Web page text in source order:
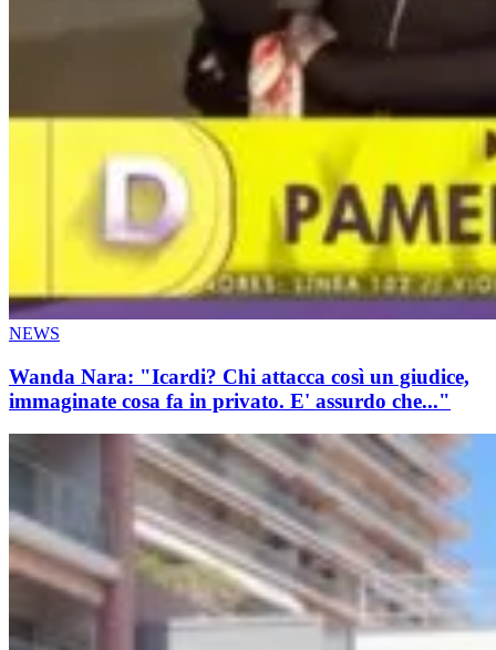
NEWS
Wanda Nara: "Icardi? Chi attacca così un giudice,
immaginate cosa fa in privato. E' assurdo che..."